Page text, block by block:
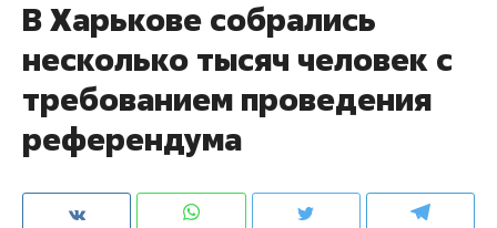
В Харькове собрались
несколько тысяч человек с
требованием проведения
референдума